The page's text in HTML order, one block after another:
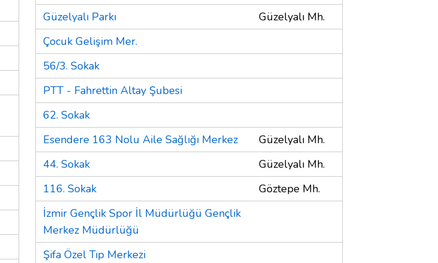
Güzelyalı Parkı
Güzelyalı Mh.
Çocuk Gelişim Mer.
56/3. Sokak
PTT - Fahrettin Altay Şubesi
62. Sokak
Esendere 163 Nolu Aile Sağlığı Merkez
Güzelyalı Mh.
44. Sokak
Güzelyalı Mh.
116. Sokak
Göztepe Mh.
İzmir Gençlik Spor İl Müdürlüğü Gençlik
Merkez Müdürlüğü
Şifa Özel Tıp Merkezi